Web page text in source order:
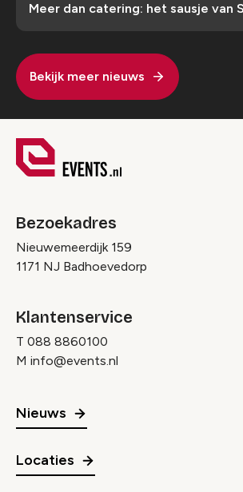
Meer dan catering: het sausje van
Bekijk meer nieuws
Bezoekadres
Nieuwemeerdijk 159
1171 NJ Badhoevedorp
Klantenservice
T 088 8860100
M info@events.nl
Nieuws
Locaties